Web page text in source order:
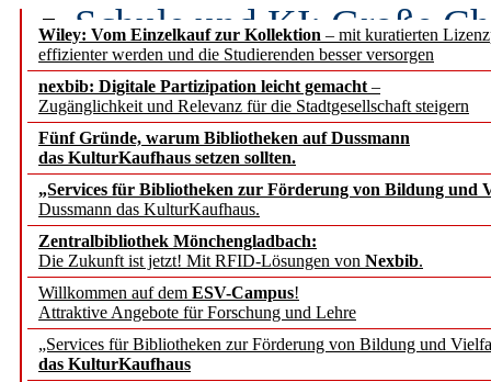
Wiley: Vom Einzelkauf zur Kollektion – mit kuratierten
effizienter werden und die Studierenden besser versorgen
nexbib: Digitale Partizipation leicht gemacht –
Zugänglichkeit und Relevanz für die Stadtgesellschaft steigern
Fünf Gründe, warum Bibliotheken auf Dussmann
das KulturKaufhaus setzen sollten.
„Services für Bibliotheken zur Förderung von Bildung und
Dussmann das KulturKaufhaus.
Zentralbibliothek Mönchengladbach:
Die Zukunft ist jetzt! Mit RFID-Lösungen von Nexbib.
Willkommen auf dem ESV-Campus!
Attraktive Angebote für Forschung und Lehre
„Services für Bibliotheken zur Förderung von Bildung und
das KulturKaufhaus
Schule und KI: Große
Voraussetzungen
Erfolgreiches erstes
Segment Research –
angepasst
konstruktiv!
Mohr Siebeck